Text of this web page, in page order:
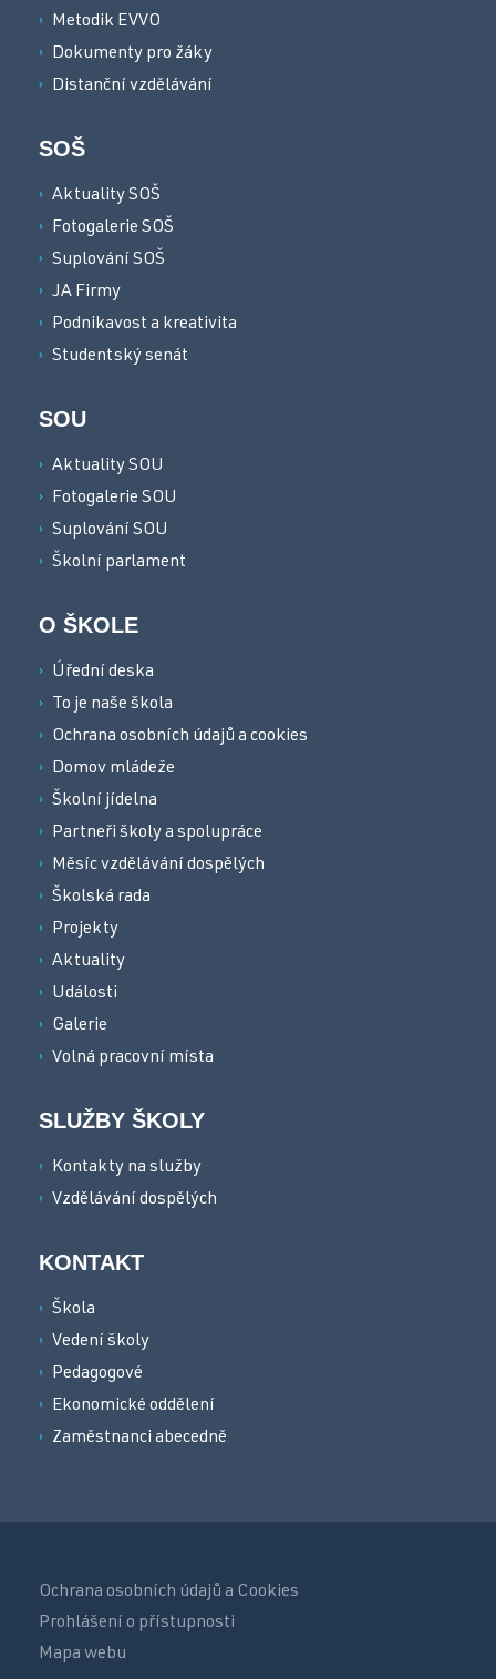
Metodik EVVO
Dokumenty pro žáky
Distanční vzdělávání
SOŠ
Aktuality SOŠ
Fotogalerie SOŠ
Suplování SOŠ
JA Firmy
Podnikavost a kreativita
Studentský senát
SOU
Aktuality SOU
Fotogalerie SOU
Suplování SOU
Školní parlament
O ŠKOLE
Úřední deska
To je naše škola
Ochrana osobních údajů a cookies
Domov mládeže
Školní jídelna
Partneři školy a spolupráce
Měsíc vzdělávání dospělých
Školská rada
Projekty
Aktuality
Události
Galerie
Volná pracovní místa
SLUŽBY ŠKOLY
Kontakty na služby
Vzdělávání dospělých
KONTAKT
Škola
Vedení školy
Pedagogové
Ekonomické oddělení
Zaměstnanci abecedně
Ochrana osobních údajů a Cookies
Prohlášení o přístupnosti
Mapa webu